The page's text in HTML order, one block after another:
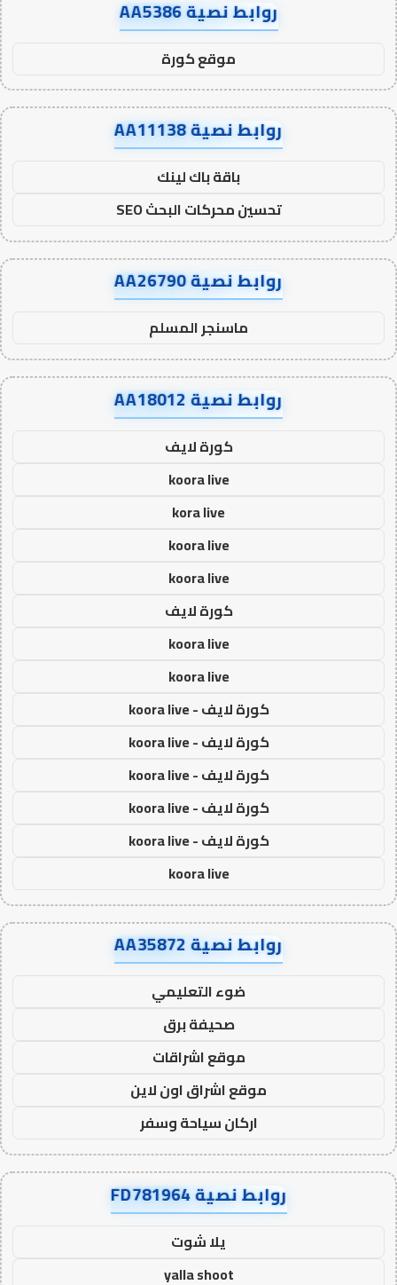
روابط نصية AA5386
موقع كورة
روابط نصية AA11138
باقة باك لينك
تحسين محركات البحث SEO
روابط نصية AA26790
ماسنجر المسلم
روابط نصية AA18012
كورة لايف
koora live
kora live
koora live
koora live
كورة لايف
koora live
koora live
كورة لايف - koora live
كورة لايف - koora live
كورة لايف - koora live
كورة لايف - koora live
كورة لايف - koora live
koora live
روابط نصية AA35872
ضوء التعليمي
صحيفة برق
موقع اشراقات
موقع اشراق اون لاين
اركان سياحة وسفر
روابط نصية FD781964
يلا شوت
yalla shoot